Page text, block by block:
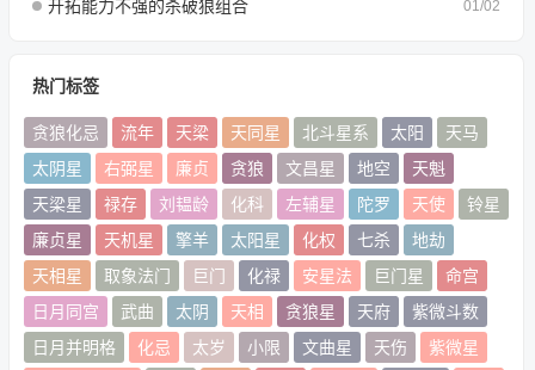
01/02
开拓能力不强的杀破狼组合
热门标签
贪狼化忌 流年 天梁 天同星 北斗星系 太阳
天马
太阴星
右弼星 廉贞 贪狼 文昌星 地空
天魁
天梁星
禄存 刘韫龄 化科 左辅星 陀罗 天使
铃星
廉贞星
天机星 擎羊 太阳星 化权 七杀
地劫
天相星
取象法门 巨门 化禄 安星法 巨门星
命宫
日月同宫
武曲 太阴 天相 贪狼星 天府
紫微斗数
日月并明格
化忌 太岁 小限 文曲星 天伤
紫微星